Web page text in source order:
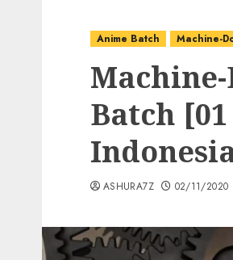
Anime Batch Machine-
Batch
ASHURA7Z 02/11/2020